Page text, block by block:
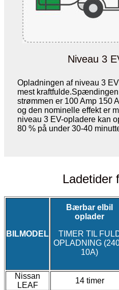
Niveau 3
Opladningen af ​​niveau 3
mest
strømmen er 100 Amp 150
og den nominelle effekt er
niveau 3 EV-opladere kan
80 % på under 30-40
Ladetider
BILMODEL
Bærbar elbil
oplader
TIMER TIL
OPLADNING
10A)
Nissan
LEAF
14 timer